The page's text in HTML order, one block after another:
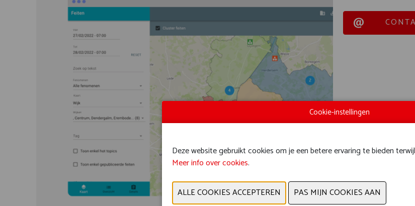
Cookie-instellingen
Deze website gebruikt cookies om je een betere ervaring te bieden
Meer info over cookies.